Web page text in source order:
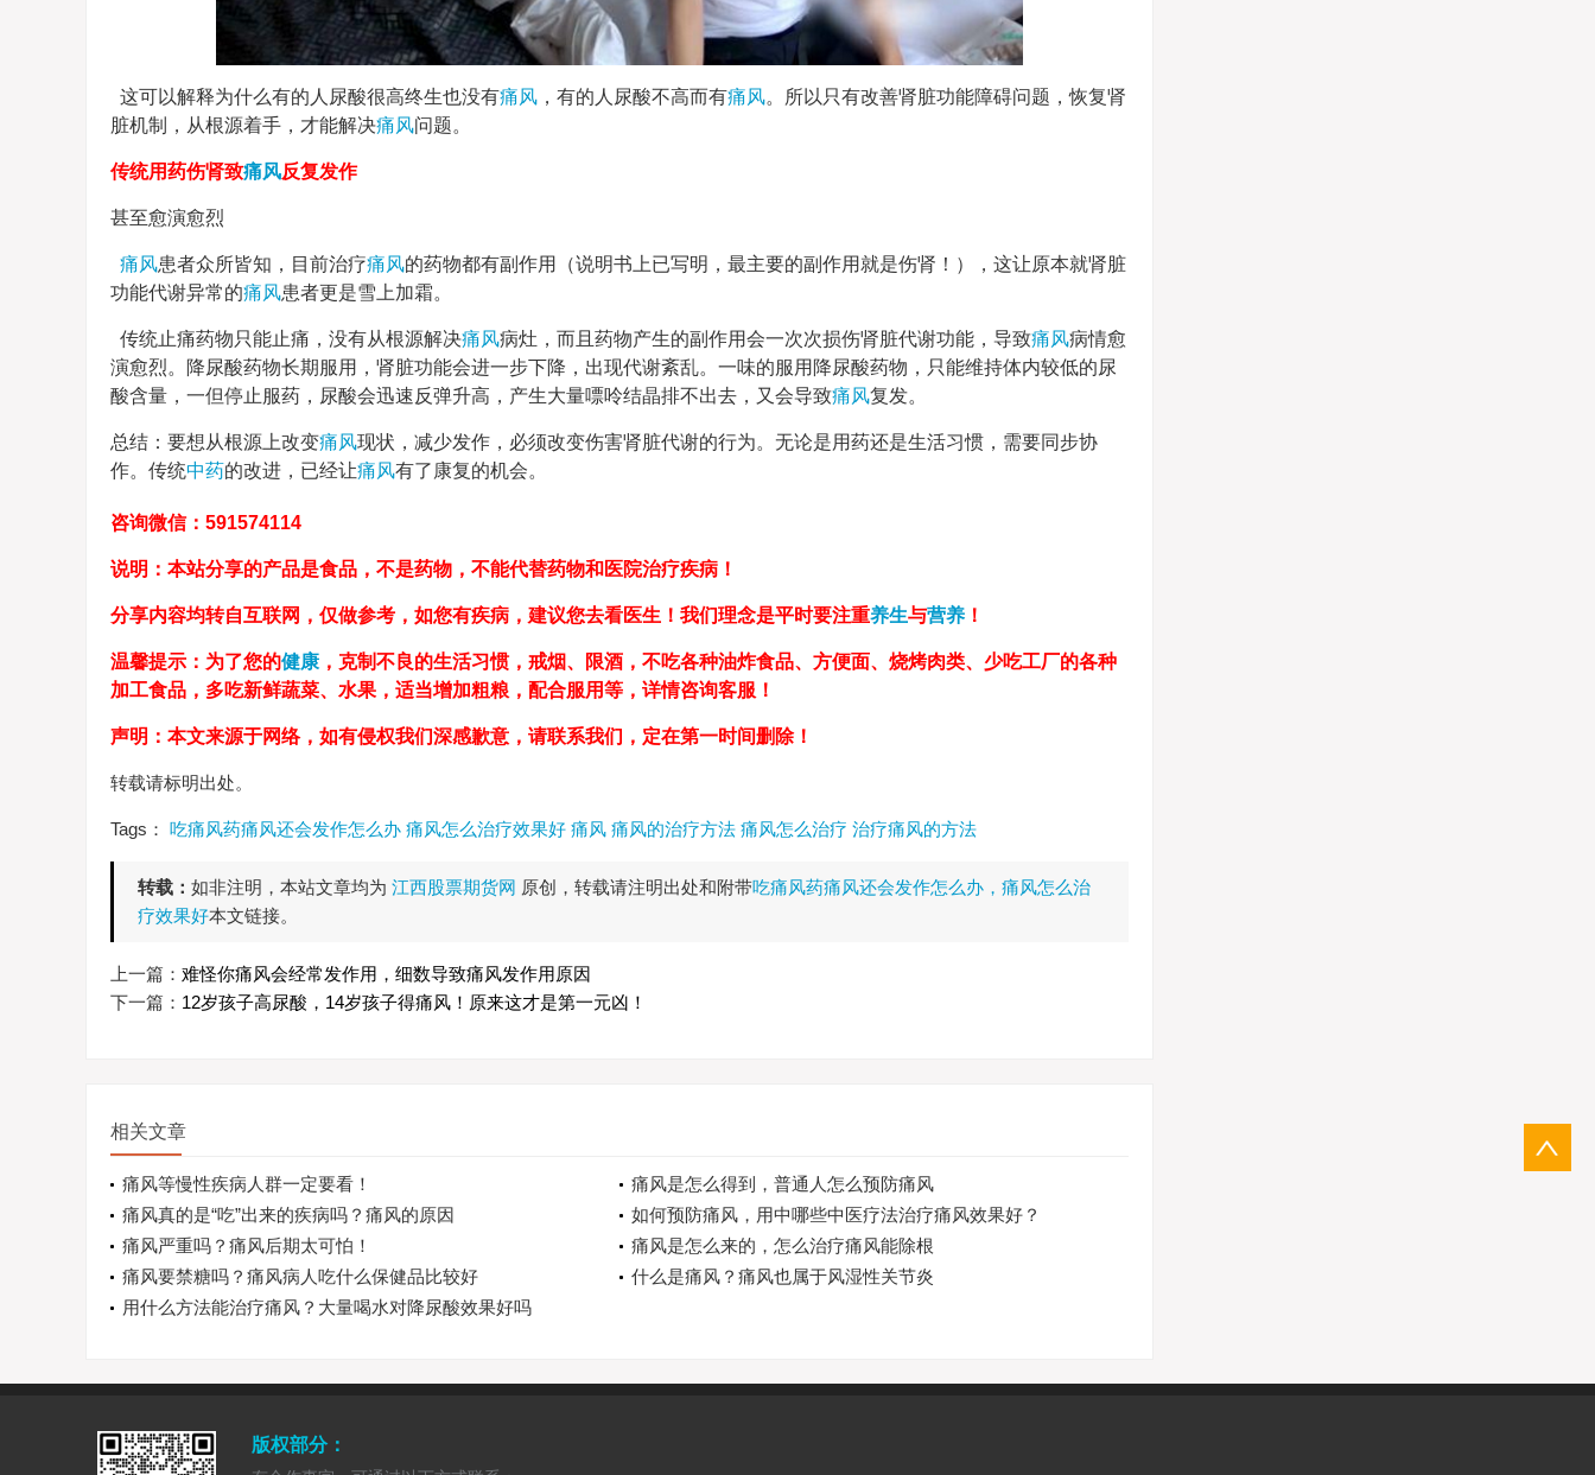
这可以解释为什么有的人尿酸很高终生也没有痛风 ，有的人尿酸不高而有痛风。所以只有改善肾脏功能障碍问题，恢复肾
脏机制，从根源着手，才能解决痛风问题。
传统用药伤肾致痛风反复发作
甚至愈演愈烈
痛风患者众所皆知，目前治疗痛风的药物都有副作用（说明书上已写明，最主要的副作用就是伤肾！），这让原本就肾脏
功能代谢异常的痛风患者更是雪上加霜。
传统止痛药物只能止痛，没有从根源解决痛风病灶，而且药物产生的副作用会一次次损伤肾脏代谢功能，导致痛风病情愈
演愈烈。降尿酸药物长期服用，肾脏功能会进一步下降，出现代谢紊乱。一味的服用降尿酸药物，只能维持体内较低的尿
酸含量，一但停止服药，尿酸会迅速反弹升高，产生大量嘌呤结晶排不出去，又会导致痛风复发。
总结：要想从根源上改变痛风现状，减少发作，必须改变伤害肾脏代谢的行为。无论是用药还是生活习惯，需要同步协
作。传统中药的改进，已经让痛风有了康复的机会。
咨询微信：591574114
说明：本站分享的产品是食品，不是药物，不能代替药物和医院治疗疾病！
分享内容均转自互联网，仅做参考，如您有疾病，建议您去看医生！我们理念是平时要注重养生与营养 ！
温馨提示：为了您的健康 ，克制不良的生活习惯，戒烟、限酒，不吃各种油炸食品、方便面、烧烤肉类、少吃工厂的各种
加工食品，多吃新鲜蔬菜、水果，适当增加粗粮，配合服用等，详情咨询客服！
声明：本文来源于网络，如有侵权我们深感歉意，请联系我们，定在第一时间删除！
转载请标明出处。
Tags： 吃痛风药痛风还会发作怎么办 痛风怎么治疗效果好 痛风 痛风的治疗方法 痛风怎么治疗 治疗痛风的方法
转载： 如非注明，本站文章均为 江西股票期货网 原创，转载请注明出处和附带吃痛风药痛风还会发作怎么办，痛风怎么治
疗效果好本文链接。
上一篇： 难怪你痛风会经常发作用，细数导致痛风发作用原因
下一篇： 12岁孩子高尿酸，14岁孩子得痛风！原来这才是第一元凶！
相关文章
痛风等慢性疾病人群一定要看！
痛风是怎么得到，普通人怎么预防痛风
痛风真的是“吃”出来的疾病吗？痛风的原因
如何预防痛风，用中哪些中医疗法治疗痛风效果好？
痛风严重吗？痛风后期太可怕！
痛风是怎么来的，怎么治疗痛风能除根
痛风要禁糖吗？痛风病人吃什么保健品比较好
什么是痛风？痛风也属于风湿性关节炎
用什么方法能治疗痛风？大量喝水对降尿酸效果好吗
版权部分：